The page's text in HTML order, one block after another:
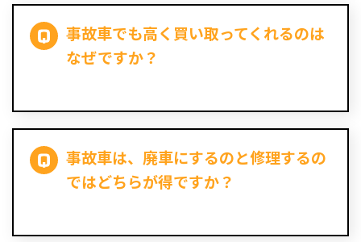
事故車でも高く買い取ってくれるのは
なぜですか？
事故車は、廃車にするのと修理するの
ではどちらが得ですか？